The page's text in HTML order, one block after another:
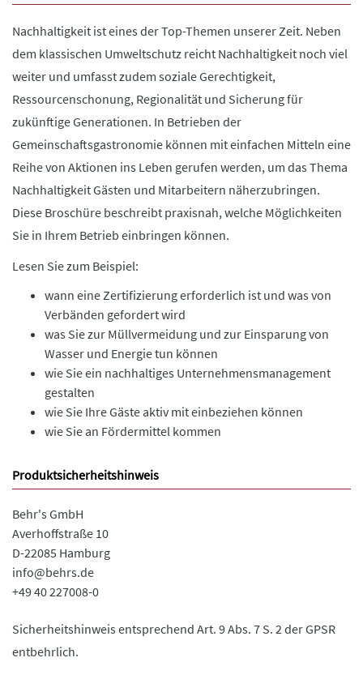
Nachhaltigkeit ist eines der Top-Themen unserer Zeit. Neben
dem klassischen Umweltschutz reicht Nachhaltigkeit noch viel
weiter und umfasst zudem soziale Gerechtigkeit,
Ressourcenschonung, Regionalität und Sicherung für
zukünftige Generationen. In Betrieben der
Gemeinschaftsgastronomie können mit einfachen Mitteln eine
Reihe von Aktionen ins Leben gerufen werden, um das Thema
Nachhaltigkeit Gästen und Mitarbeitern näherzubringen.
Diese Broschüre beschreibt praxisnah, welche Möglichkeiten
Sie in Ihrem Betrieb einbringen können.
Lesen Sie zum Beispiel:
wann eine Zertifizierung erforderlich ist und was von
Verbänden gefordert wird
was Sie zur Müllvermeidung und zur Einsparung von
Wasser und Energie tun können
wie Sie ein nachhaltiges Unternehmensmanagement
gestalten
wie Sie Ihre Gäste aktiv mit einbeziehen können
wie Sie an Fördermittel kommen
Produktsicherheitshinweis
Behr's GmbH
Averhoffstraße 10
D-22085 Hamburg
info@behrs.de
+49 40 227008-0
Sicherheitshinweis entsprechend Art. 9 Abs. 7 S. 2 der GPSR
entbehrlich.